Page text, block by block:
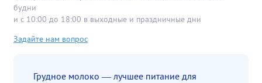
будни
и с 10:00 до 18:00 в выходные и праздничные дни
Задайте нам вопрос
Грудное молоко — лучшее питание для